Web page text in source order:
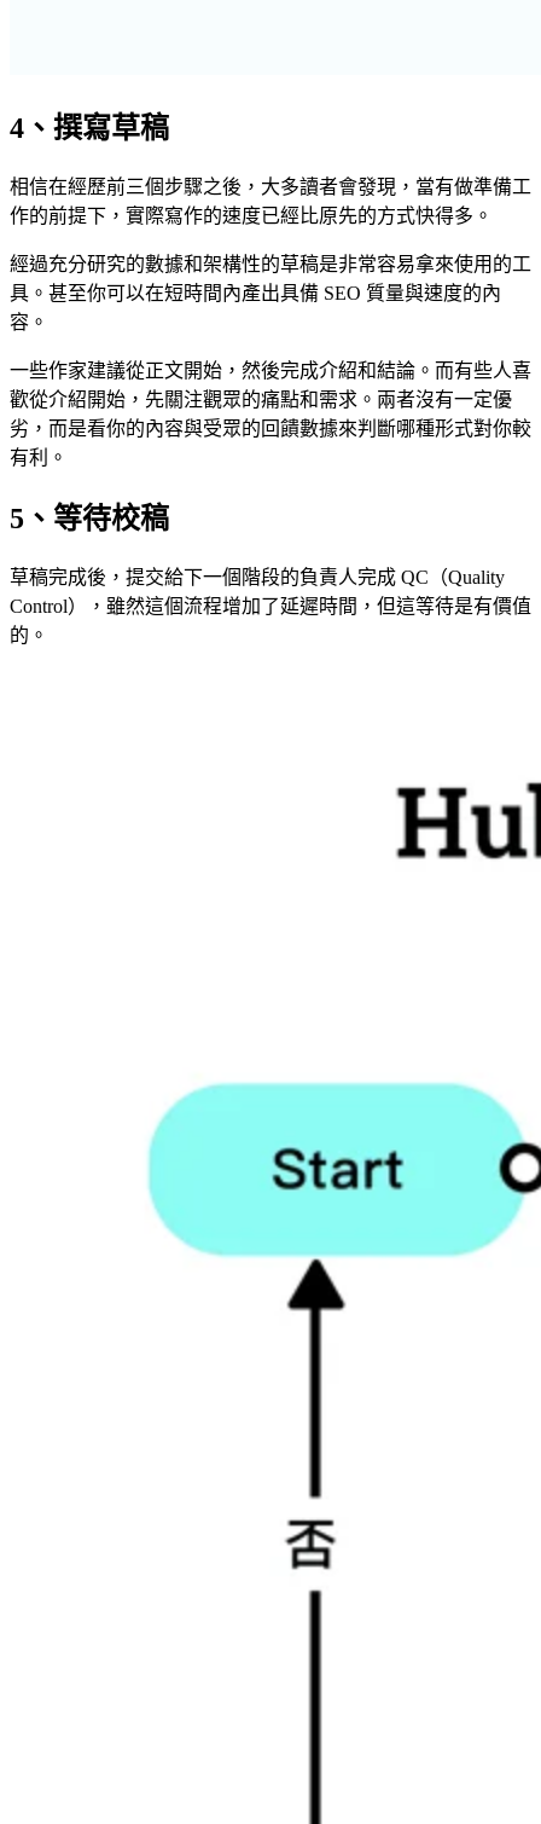
4、撰寫草稿
相信在經歷前三個步驟之後，大多讀者會發現，當有做準備工
作的前提下，實際寫作的速度已經比原先的方式快得多。
經過充分研究的數據和架構性的草稿是非常容易拿來使用的工
具。甚至你可以在短時間內產出具備 SEO 質量與速度的內
容。
一些作家建議從正文開始，然後完成介紹和結論。而有些人喜
歡從介紹開始，先關注觀眾的痛點和需求。兩者沒有一定優
劣，而是看你的內容與受眾的回饋數據來判斷哪種形式對你較
有利。
5、等待校稿
草稿完成後，提交給下一個階段的負責人完成 QC（Quality
Control），雖然這個流程增加了延遲時間，但這等待是有價值
的。